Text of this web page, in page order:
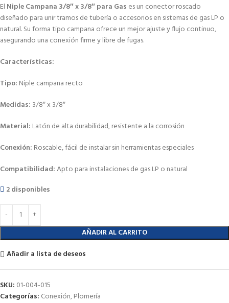
El Niple Campana 3/8″ x 3/8″ para Gas es un conector roscado
diseñado para unir tramos de tubería o accesorios en sistemas de gas LP o
natural. Su forma tipo campana ofrece un mejor ajuste y flujo continuo,
asegurando una conexión firme y libre de fugas.
Características:
Tipo: Niple campana recto
Medidas: 3/8″ x 3/8″
Material: Latón de alta durabilidad, resistente a la corrosión
Conexión: Roscable, fácil de instalar sin herramientas especiales
Compatibilidad:Apto para instalaciones de gas LP o natural
2 disponibles
AÑADIR AL CARRITO
Añadir a lista de deseos
SKU: 01-004-015
Categorías: Conexión,Plomería